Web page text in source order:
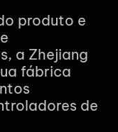
produto e
a Zhejiang
fábrica
de